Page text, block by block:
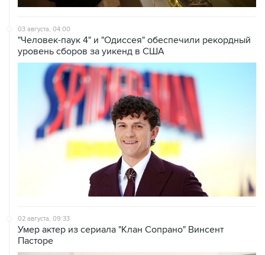
03 августа, 04:00
"Человек-паук 4" и "Одиссея" обеспечили рекордный
уровень сборов за уикенд в США
02 августа, 09:33
Умер актер из сериала "Клан Сопрано" Винсент
Пасторе